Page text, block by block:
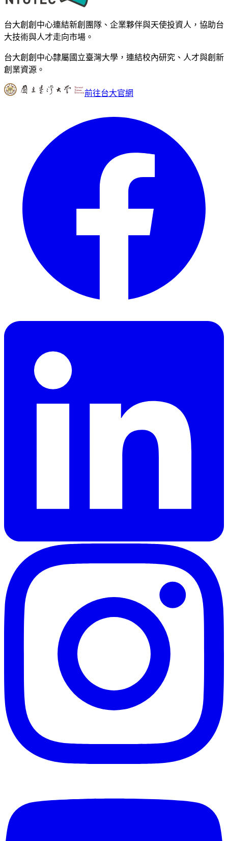
台大創創中心連結新創團隊、企業夥伴與天使投資人，協助台
大技術與人才走向市場。
台大創創中心隸屬國立臺灣大學，連結校內研究、人才與創新
創業資源。
前往台大官網